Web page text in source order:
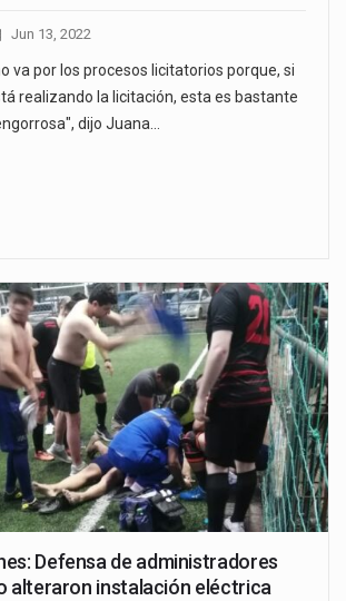
Jun 13, 2022
va por los procesos licitatorios porque, si
realizando la licitación, esta es bastante
dijo Juana…
Defensa de administradores
alteraron instalación eléctrica